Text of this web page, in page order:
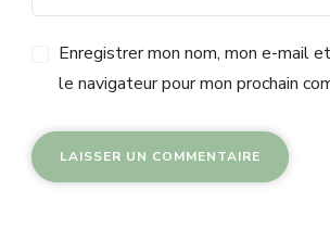
Enregistrer mon nom, mon e-mail
le navigateur pour mon prochain